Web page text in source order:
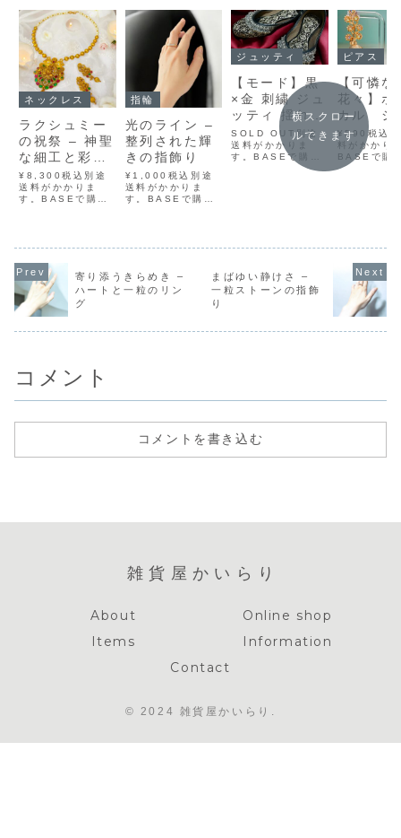
ネックレス
ラクシュミー
の祝祭 – 神聖
な細工と彩玉
のネックレス
＆ピアス
¥8,300税込別途
送料がかかりま
す。BASEで購入
購入祝祭の光をま
女神ラクシュミ
ー。豊穣と美の象
徴とされるラクシ
ュミーをモチーフ
に、金色の繊細な
指輪
光のライン –
整列された輝
きの指飾り
¥1,000税込別途
送料がかかりま
す。BASEで購入
購入まっすぐに並
で“光の帯”のよう
に指元をすっと引
き締めてくれるゴ
ジュッティ
【モード】黒
×金 刺繍 ジュ
ッティ 揺れる
チャームが可
愛い
SOLD OUT別途
送料がかかりま
す。BASEで購入
メルカリで購入ラ
の刺繍デザインが
トシューズなの
で、履きやすさも
抜群です。イン
ピアス
【可憐な
花々】ボ
カル ジ
カピアス
¥590税込
料がかかり
BASEで購
カリで購入
ガントなピ
華やかなデ
ながら、軽
着け心地も
す。普段...
横スクロー
ルできます
寄り添うきらめき –
ハートと一粒のリン
グ
まばゆい静けさ –
一粒ストーンの指飾
り
コメント
コメントを書き込む
雑貨屋かいらり
About
Online shop
Items
Information
Contact
© 2024 雑貨屋かいらり.